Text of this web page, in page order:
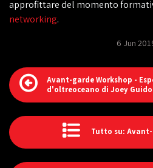
approfittare del momento
networking.
6 Jun
Avant-garde Workshop -
d'oltreoceano di Joey
Tutto su: